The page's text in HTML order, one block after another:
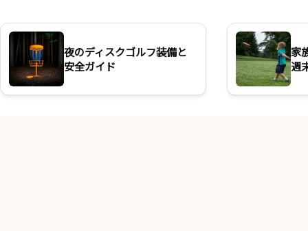
夜のディスクゴルフ装備と
安全ガイド
家
週